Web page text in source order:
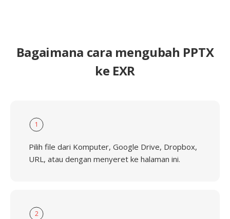
Bagaimana cara mengubah PPTX
ke EXR
1
Pilih file dari Komputer, Google Drive, Dropbox,
URL, atau dengan menyeret ke halaman ini.
2